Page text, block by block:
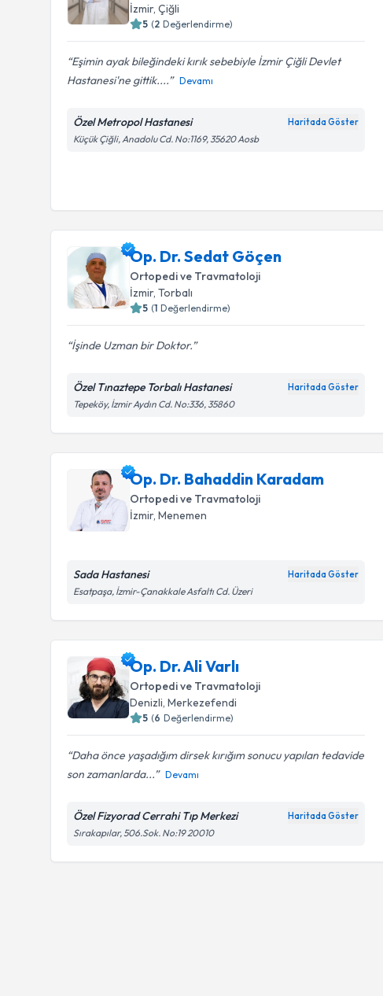
İzmir, Çiğli
5 (2 Değerlendirme)
Eşimin ayak bileğindeki kırık sebebiyle İzmir Çiğli Devlet
Hastanesi'ne gittik....
Devamı
Özel Metropol Hastanesi Haritada Göster
Küçük Çiğli, Anadolu Cd. No:1169, 35620 Aosb
Op. Dr. Sedat Göçen
Ortopedi ve Travmatoloji
İzmir, Torbalı
5 (1 Değerlendirme)
İşinde Uzman bir Doktor.
Özel Tınaztepe Torbalı Hastanesi Haritada Göster
Tepeköy, İzmir Aydın Cd. No:336, 35860
Op. Dr. Bahaddin Karadam
Ortopedi ve Travmatoloji
İzmir, Menemen
Sada Hastanesi Haritada Göster
Esatpaşa, İzmir-Çanakkale Asfaltı Cd. Üzeri
Op. Dr. Ali Varlı
Ortopedi ve Travmatoloji
Denizli, Merkezefendi
5 (6 Değerlendirme)
Daha önce yaşadığım dirsek kırığım sonucu yapılan tedavide
son zamanlarda...
Devamı
Özel Fizyorad Cerrahi Tıp Merkezi Haritada Göster
Sırakapılar, 506.Sok. No:19 20010